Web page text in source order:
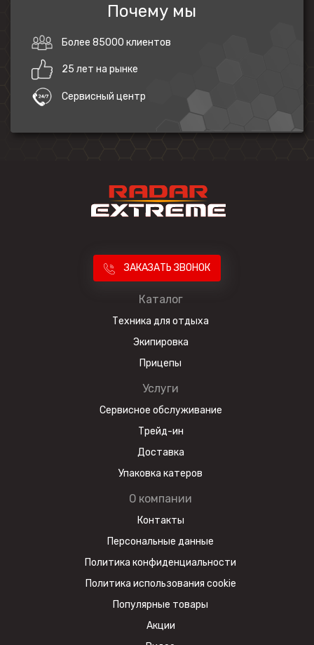
Почему мы
Более 85000 клиентов
25 лет на рынке
Сервисный центр
ЗАКАЗАТЬ ЗВОНОК
Каталог
Техника для отдыха
Экипировка
Прицепы
Услуги
Сервисное обслуживание
Трейд-ин
Доставка
Упаковка катеров
О компании
Контакты
Персональные данные
Политика конфиденциальности
Политика использования cookie
Популярные товары
Акции